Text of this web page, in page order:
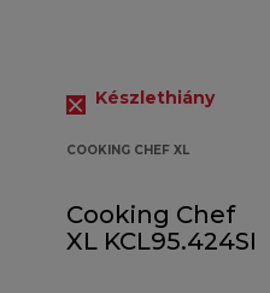
Készlethiány
COOKING CHEF XL
Cooking Chef
XL KCL95.424SI